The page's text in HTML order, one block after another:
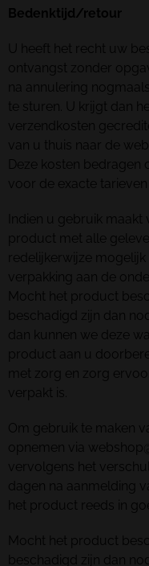
Bedenktijd/retour
U heeft het recht uw
ontvangst zonder
na annulering
te sturen. U krijgt dan
verzendkosten
van u thuis naar de
Deze kosten bedragen
voor de exacte
Indien u gebruik
product met alle
redelijkerwijze
verpakking aan de
Mocht het product
beschadigd zijn dan
dan kunnen we deze
product aan u
met zorg en zorg
verpakt is.
Om gebruik te maken
opnemen via
vervolgens het
dagen na aanmelding
het product reeds in
Mocht het product
beschadigd zijn dan